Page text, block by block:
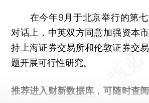
在今年9月于北京举行的第七
对话上，中英双方同意加强资本
持上海证券交易所和伦敦证券交
题开展可行性研究。
推荐进入 财新数据库 ，可随时查